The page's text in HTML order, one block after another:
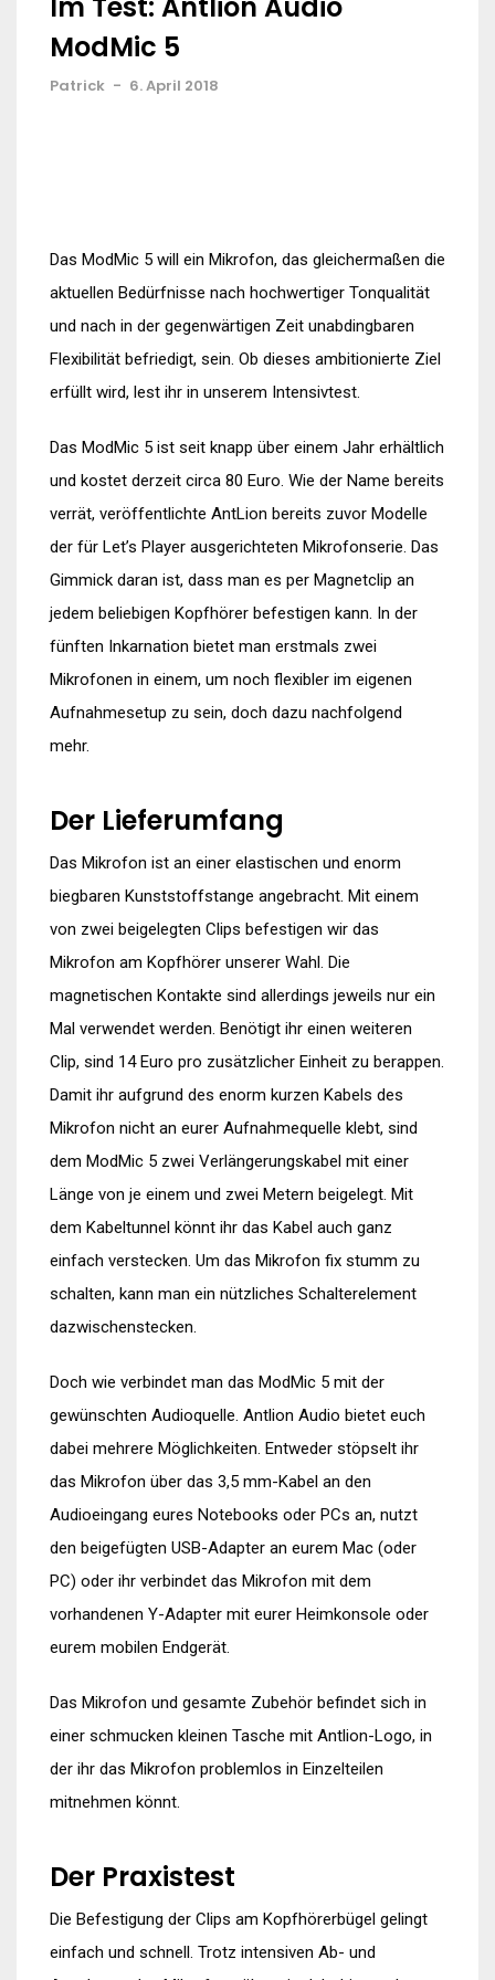
ModMic 5
Patrick - 6. April 2018
Das ModMic 5 will ein Mikrofon, das gleichermaßen die
aktuellen Bedürfnisse nach hochwertiger Tonqualität
und nach in der gegenwärtigen Zeit unabdingbaren
Flexibilität befriedigt, sein. Ob dieses ambitionierte Ziel
erfüllt wird, lest ihr in unserem Intensivtest.
Das ModMic 5 ist seit knapp über einem Jahr erhältlich
und kostet derzeit circa 80 Euro. Wie der Name bereits
verrät, veröffentlichte AntLion bereits zuvor Modelle
der für Let’s Player ausgerichteten Mikrofonserie. Das
Gimmick daran ist, dass man es per Magnetclip an
jedem beliebigen Kopfhörer befestigen kann. In der
fünften Inkarnation bietet man erstmals zwei
Mikrofonen in einem, um noch flexibler im eigenen
Aufnahmesetup zu sein, doch dazu nachfolgend
mehr.
Der Lieferumfang
Das Mikrofon ist an einer elastischen und enorm
biegbaren Kunststoffstange angebracht. Mit einem
von zwei beigelegten Clips befestigen wir das
Mikrofon am Kopfhörer unserer Wahl. Die
magnetischen Kontakte sind allerdings jeweils nur ein
Mal verwendet werden. Benötigt ihr einen weiteren
Clip, sind 14 Euro pro zusätzlicher Einheit zu berappen.
Damit ihr aufgrund des enorm kurzen Kabels des
Mikrofon nicht an eurer Aufnahmequelle klebt, sind
dem ModMic 5 zwei Verlängerungskabel mit einer
Länge von je einem und zwei Metern beigelegt. Mit
dem Kabeltunnel könnt ihr das Kabel auch ganz
einfach verstecken. Um das Mikrofon fix stumm zu
schalten, kann man ein nützliches Schalterelement
dazwischenstecken.
Doch wie verbindet man das ModMic 5 mit der
gewünschten Audioquelle. Antlion Audio bietet euch
dabei mehrere Möglichkeiten. Entweder stöpselt ihr
das Mikrofon über das 3,5 mm-Kabel an den
Audioeingang eures Notebooks oder PCs an, nutzt
den beigefügten USB-Adapter an eurem Mac (oder
PC) oder ihr verbindet das Mikrofon mit dem
vorhandenen Y-Adapter mit eurer Heimkonsole oder
eurem mobilen Endgerät.
Das Mikrofon und gesamte Zubehör befindet sich in
einer schmucken kleinen Tasche mit Antlion-Logo, in
der ihr das Mikrofon problemlos in Einzelteilen
mitnehmen könnt.
Der Praxistest
Die Befestigung der Clips am Kopfhörerbügel gelingt
einfach und schnell. Trotz intensiven Ab- und